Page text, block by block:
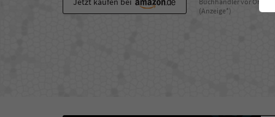
(Anzeige*)